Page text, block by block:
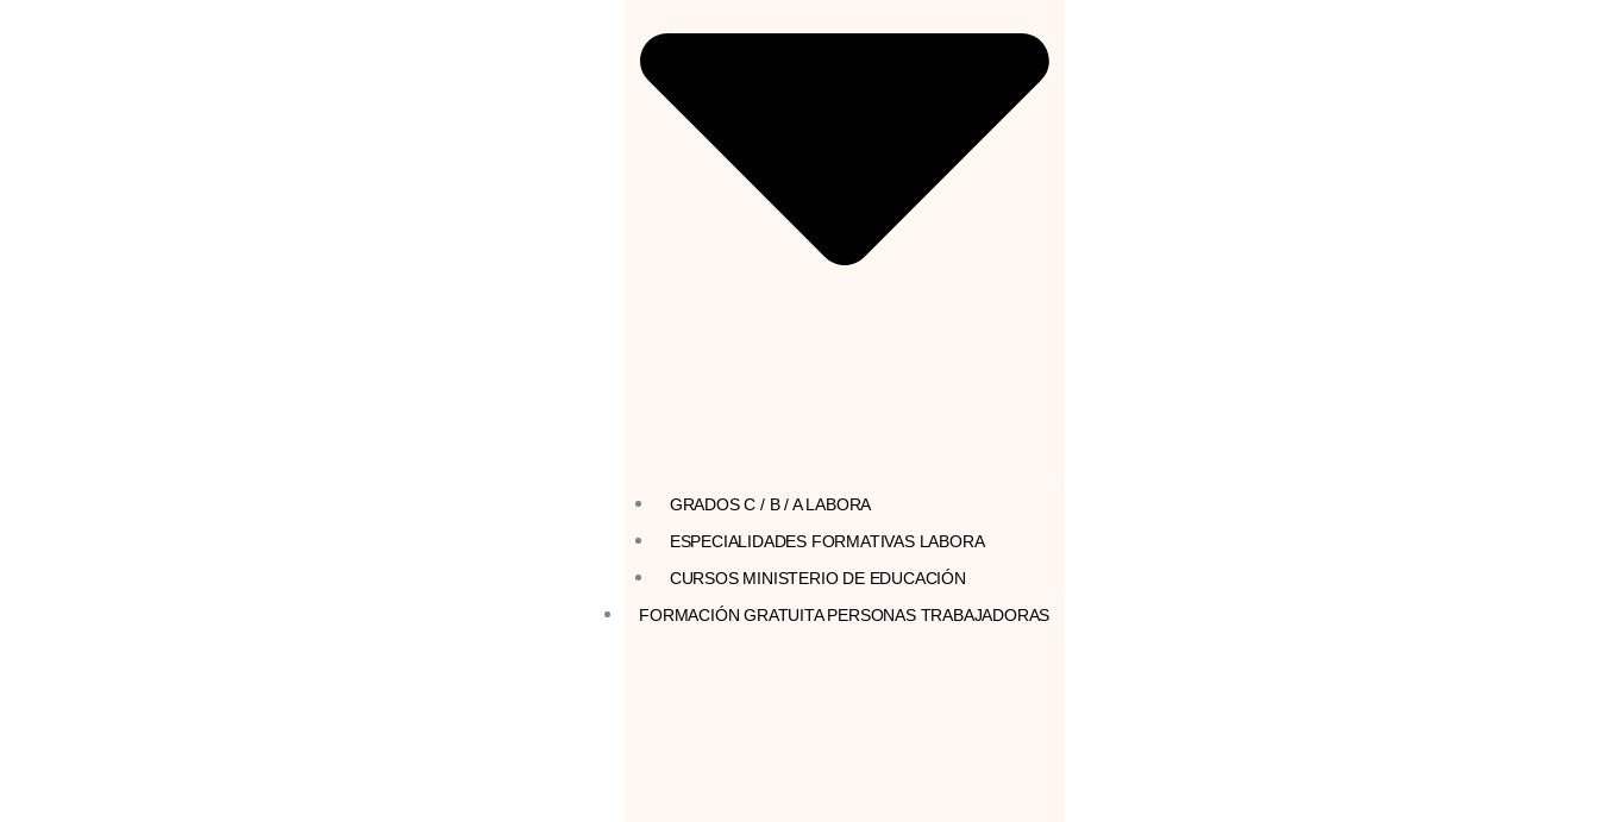
GRADOS C / B / A LABORA
ESPECIALIDADES FORMATIVAS LABORA
CURSOS MINISTERIO DE EDUCACIÓN
FORMACIÓN GRATUITA PERSONAS TRABAJADORAS